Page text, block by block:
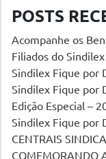
POSTS
Acompanhe os
Filiados do Sindilex
Sindilex Fique por
Sindilex Fique por
Edição Especial –
Sindilex Fique por
CENTRAIS
COMEMORANDO